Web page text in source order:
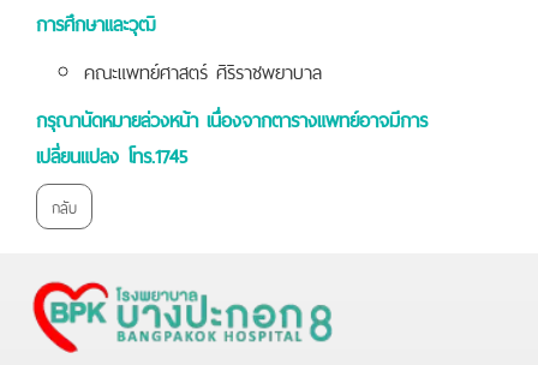
การศึกษาและวุฒิ
คณะแพทย์ศาสตร์ ศิริราชพยาบาล
กรุณานัดหมายล่วงหน้า เนื่องจากตารางแพทย์อาจมีการ
เปลี่ยนแปลง โทร.1745
กลับ